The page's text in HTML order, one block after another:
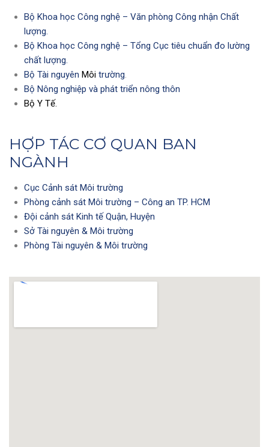
Bộ Khoa học Công nghệ – Văn phòng Công nhận Chất
lượng.
Bộ Khoa học Công nghệ – Tổng Cục tiêu chuẩn đo lường
chất lượng.
Bộ Tài nguyên Môi trường.
Bộ Nông nghiệp và phát triển nông thôn
Bộ Y Tế.
HỢP TÁC CƠ QUAN BAN
NGÀNH
Cục Cảnh sát Môi trường
Phòng cảnh sát Môi trường – Công an TP. HCM
Đội cảnh sát Kinh tế Quận, Huyện
Sở Tài nguyên & Môi trường
Phòng Tài nguyên & Môi trường